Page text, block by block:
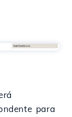
para